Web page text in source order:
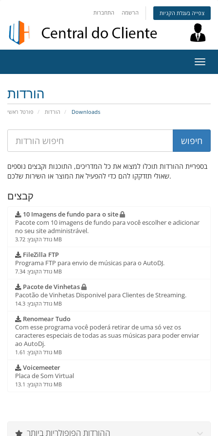
התחברות הרשמה צפייה בעגלת הקניות
ניווט
הורדות
פורטל ראשי הורדות Downloads
בספריית ההורדות תוכלו למצוא את כל המדריכים, התוכנות וקבצים נוספים
שאולי תזדקקו להם כדי להפעיל את המוצר או השירות שלכם.
קבצים
10 Imagens de fundo para o site
Pacote com 10 imagens de fundo para você escolher e adicionar
no seu site administrável.
גודל הקובץ: 3.72 MB
FileZilla FTP
Programa FTP para envio de músicas para o AutoDJ.
גודל הקובץ: 7.34 MB
Pacote de Vinhetas
Pacotão de Vinhetas Disponivel para Clientes de Streaming.
גודל הקובץ: 14.3 MB
Renomear Tudo
Com esse programa você poderá retirar de uma só vez os
caracteres especiais de todas as suas músicas para poder enviar
ao AutoDj.
גודל הקובץ: 1.61 MB
Voicemeeter
Placa de Som Virtual
גודל הקובץ: 13.1 MB
ההורדות הפופולריות ביותר